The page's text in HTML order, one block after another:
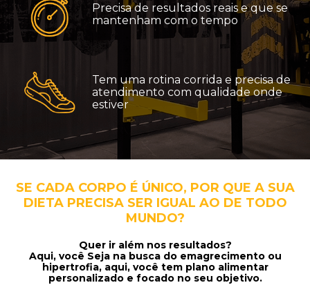
Precisa de resultados reais e que se
mantenham com o tempo
Tem uma rotina corrida e precisa de
atendimento com qualidade onde
estiver
SE CADA CORPO É ÚNICO, POR QUE A SUA
DIETA PRECISA SER IGUAL AO DE TODO
MUNDO?
Quer ir além nos resultados?
Aqui, você Seja na busca do emagrecimento ou
hipertrofia, aqui, você tem plano alimentar
personalizado e focado no seu objetivo.